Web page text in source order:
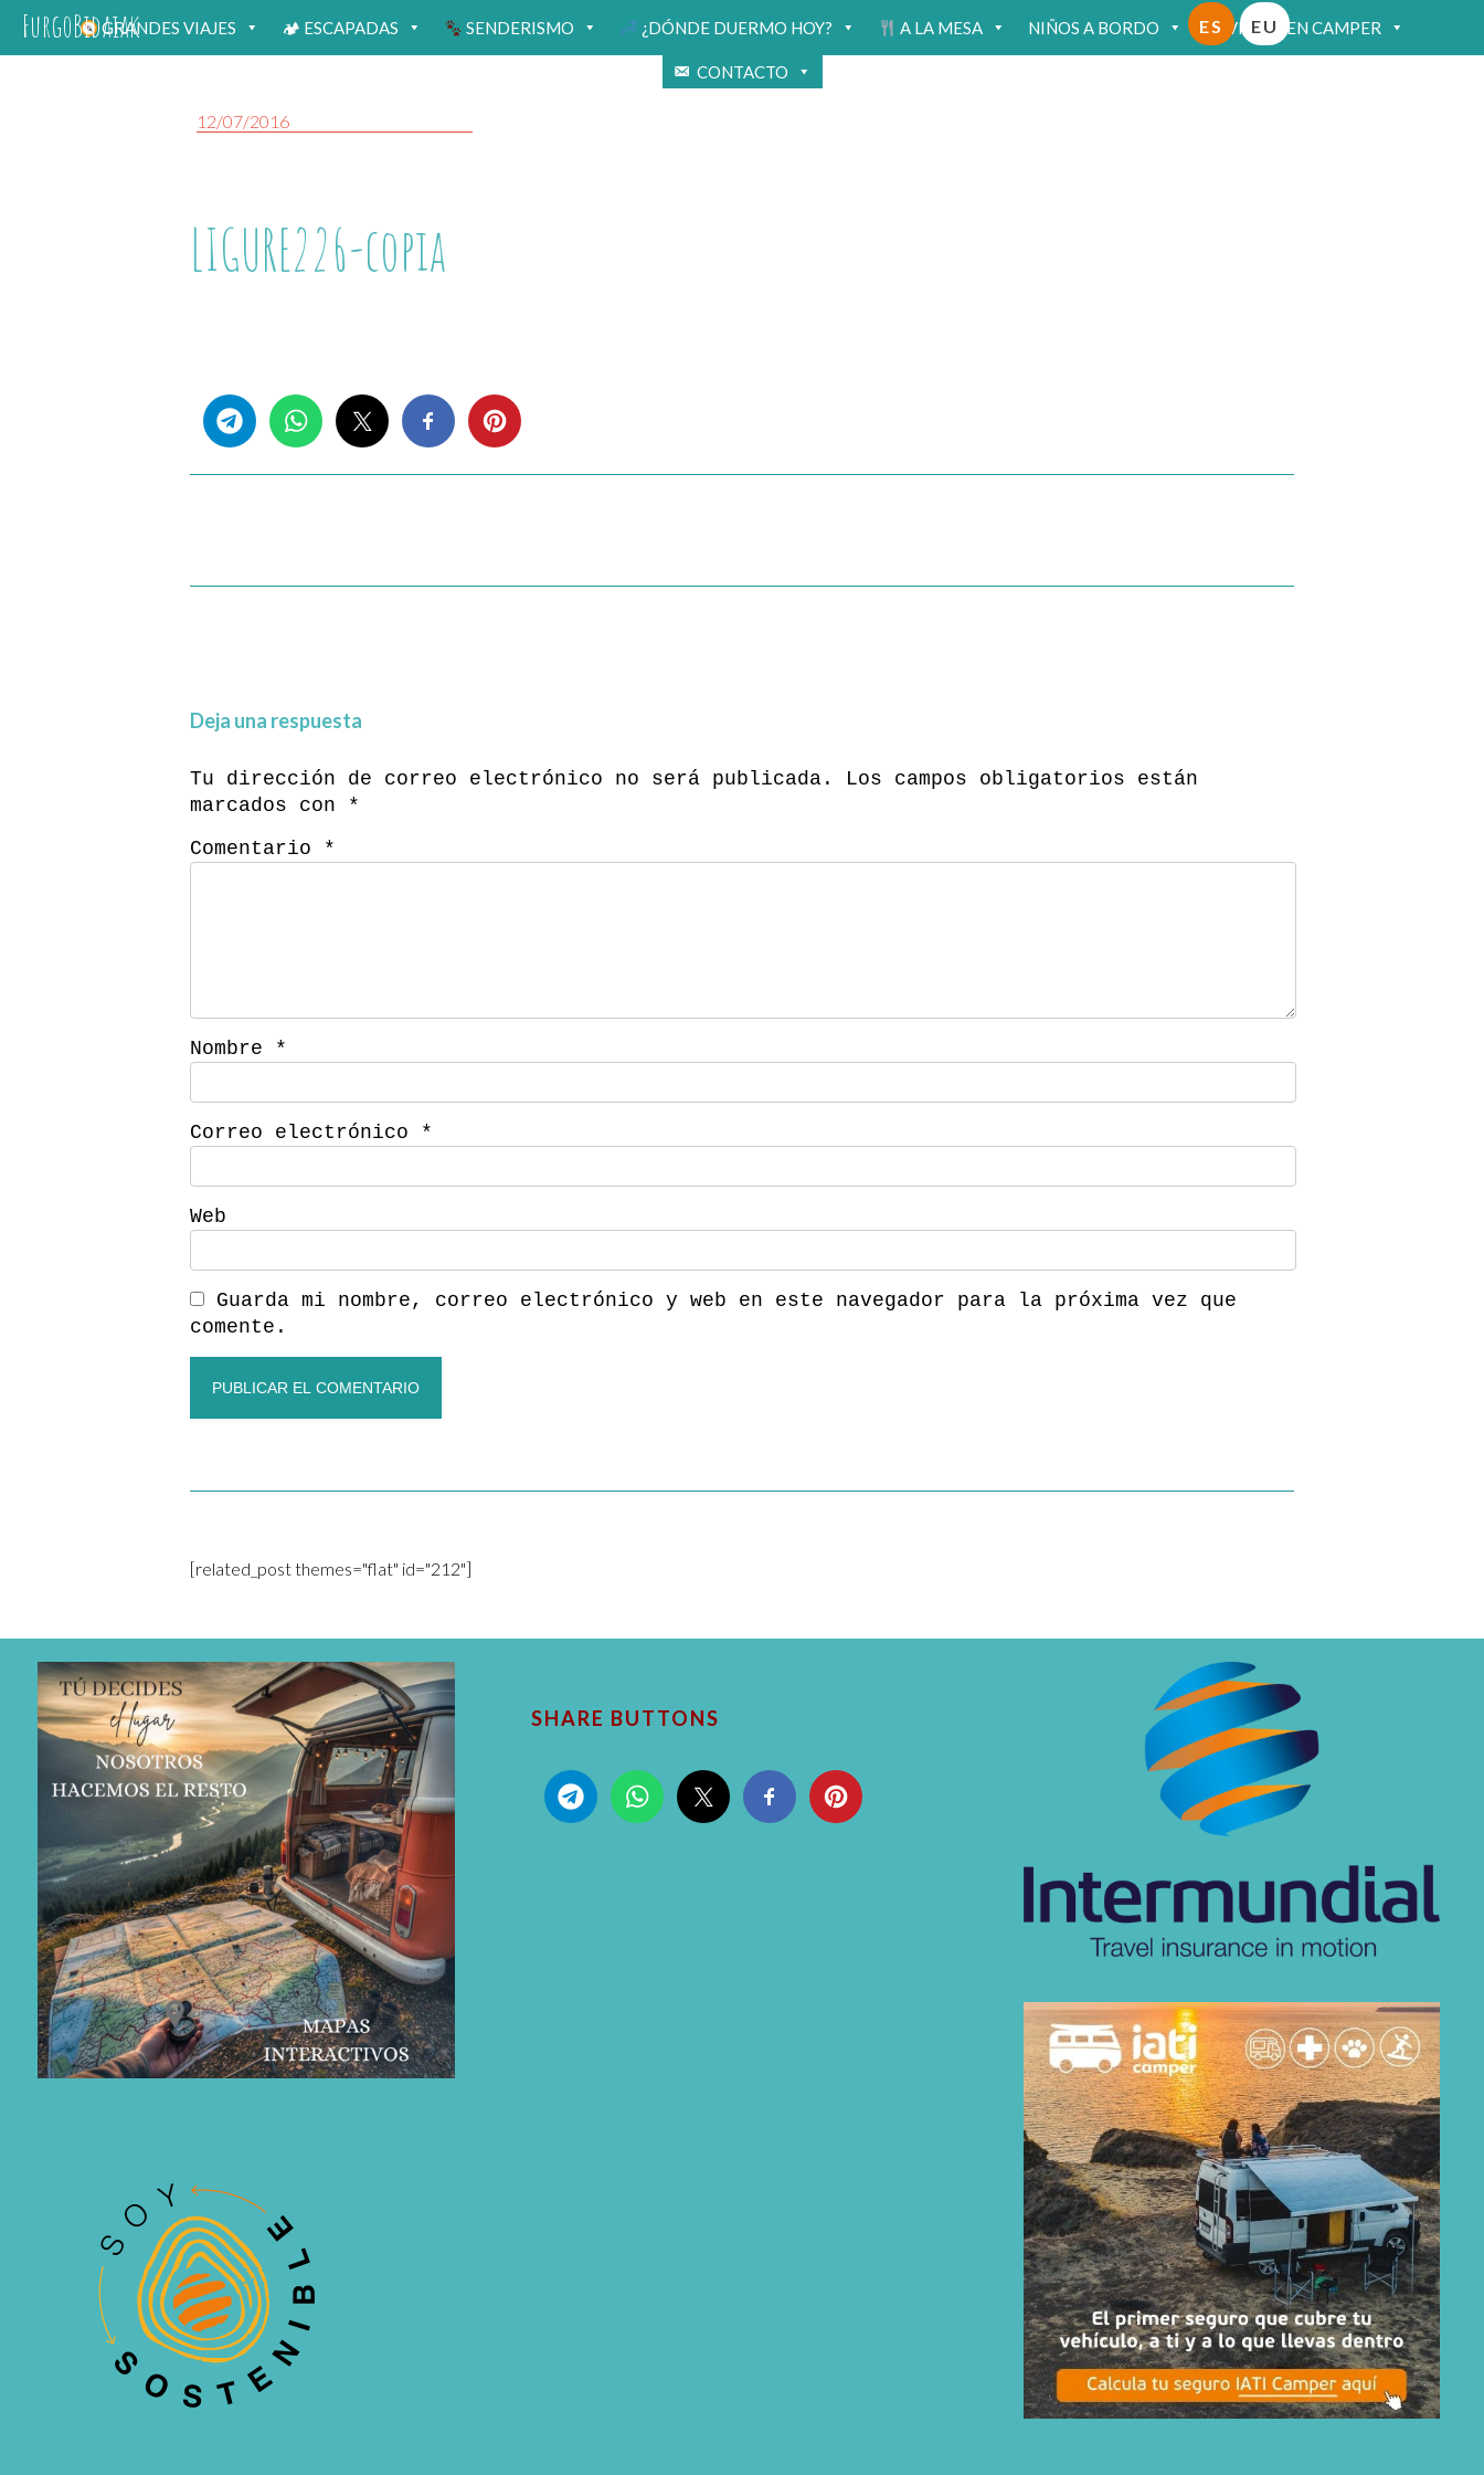
FurgoBidaiakGRANDES VIAJES 🏕 ESCAPADAS SENDERISMO ¿DÓNDE DUERMO HOY? A LA MESA NIÑOS A BORDO VIAJAR EN CAMPER
CONTACTO
ES EU
12/07/2016
LIGURE226-copia
Deja una respuesta
Tu dirección de correo electrónico no será publicada.
Los campos obligatorios están
marcados con *
Comentario *
Nombre *
Correo electrónico *
Web
Guarda mi nombre, correo electrónico y web en este navegador para la próxima vez que
comente.
[related_post themes="flat" id="212"]
SHARE BUTTONS